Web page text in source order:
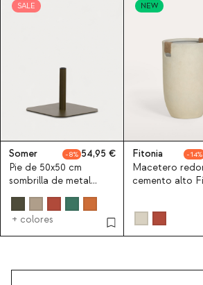
SALE
Somer 8
54,95
Pie de 50x50 cm
sombrilla de metal
Somer
+ colores
NEW
Fitonia 14
Macetero
cemento alto